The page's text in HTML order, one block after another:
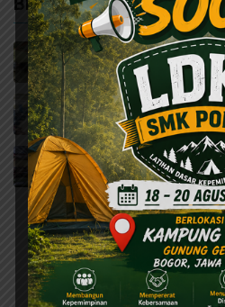
Cetak Generasi
Batu Bina Siswa
Kader Kesehatan
Siswa Kelas 10
Ikuti Pelatihan Cat
Premium Spray
Gelar Rapat Kerja
Fokus Matangkan
Sekolah
Tutup MPLS 2026,
Pagi dan Tanamkan
Bersama Kodim
6 Konsentrasi